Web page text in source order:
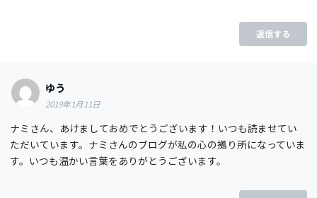
返信する
ゆう
2019年1月11日
ナミさん、あけましておめでとうございます！いつも読ませてい
ただいています。ナミさんのブログが私の心の拠り所になっていま
す。いつも温かい言葉をありがとうございます。